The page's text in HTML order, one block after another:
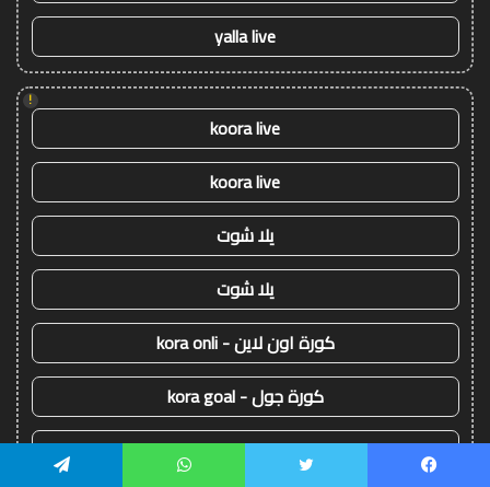
yalla live
!
koora live
koora live
يلا شوت
يلا شوت
كورة اون لاين - kora onli
كورة جول - kora goal
كورة ستار - kora star